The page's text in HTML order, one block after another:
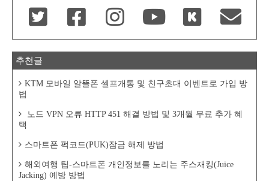
추천글
KTM 모바일 알뜰폰 셀프개통 및 친구초대 이벤트로 가입 방
법
노드 VPN 오류 HTTP 451 해결 방법 및 3개월 무료 추가 혜
택
스마트폰 퍽코드(PUK)잠금 해제 방법
해외여행 팁-스마트폰 개인정보를 노리는 주스재킹(Juice
Jacking) 예방 방법